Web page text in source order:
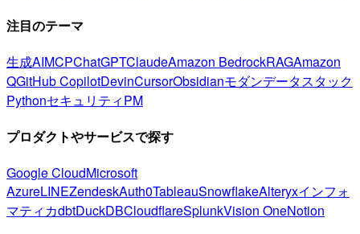
注目のテーマ
生成AIMCPChatGPTClaudeAmazon BedrockRAGAmazon
QGitHub CopilotDevinCursorObsidianモダンデータスタック
PythonセキュリティPM
プロダクトやサービスで探す
Google CloudMicrosoft
AzureLINEZendeskAuth0TableauSnowflakeAlteryxインフォ
マティカdbtDuckDBCloudflareSplunkVision OneNotion